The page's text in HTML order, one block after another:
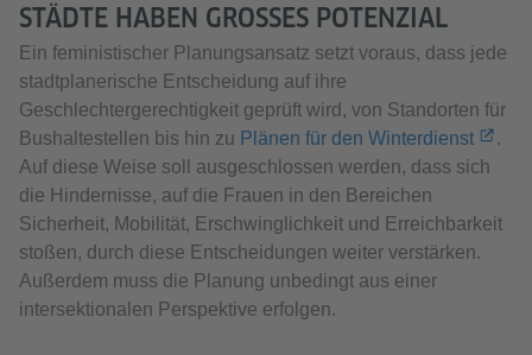
STÄDTE HABEN GROSSES POTENZIAL
Ein feministischer Planungsansatz setzt voraus, dass jede
stadtplanerische Entscheidung auf ihre
Geschlechtergerechtigkeit geprüft wird, von Standorten für
Bushaltestellen bis hin zu Plänen für den Winterdienst
.
Auf diese Weise soll ausgeschlossen werden, dass sich
die Hindernisse, auf die Frauen in den Bereichen
Sicherheit, Mobilität, Erschwinglichkeit und Erreichbarkeit
stoßen, durch diese Entscheidungen weiter verstärken.
Außerdem muss die Planung unbedingt aus einer
intersektionalen Perspektive erfolgen.